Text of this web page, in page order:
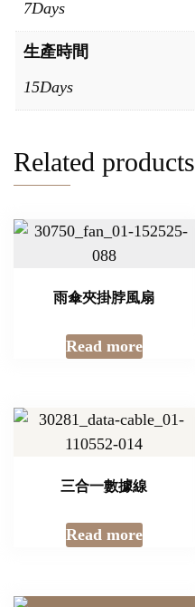
7Days
生產時間
15Days
Related products
雨傘夾掛脖風扇
Read more
三合一數據線
Read more